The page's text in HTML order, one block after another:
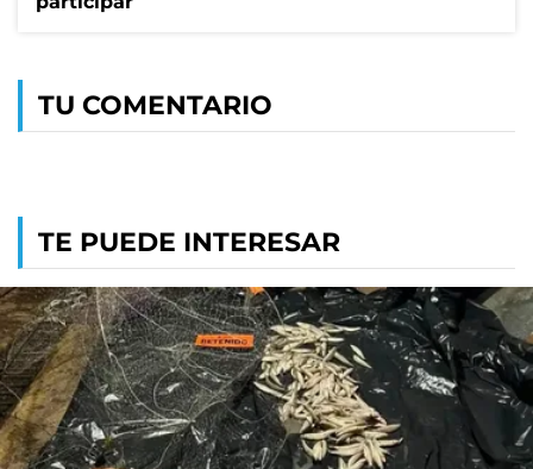
TU COMENTARIO
TE PUEDE INTERESAR